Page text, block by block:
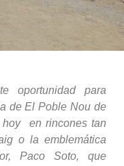
oportunidad para
de El Poble Nou de
hoy en rincones tan
o la emblemática
Paco Soto, que